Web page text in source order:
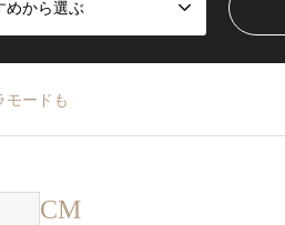
めから選ぶ
モードも
CM